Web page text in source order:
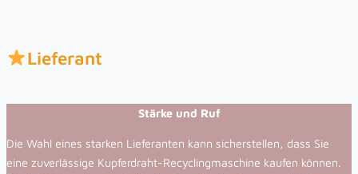
Lieferant
Stärke und Ruf
Die Wahl eines starken Lieferanten kann sicherstellen, dass Sie
eine zuverlässige Kupferdraht-Recyclingmaschine kaufen können.